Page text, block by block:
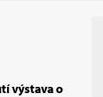
výstava o